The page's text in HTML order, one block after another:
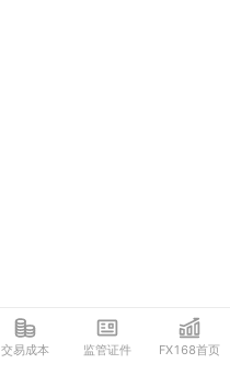
交易成本 监管证件 FX168首页